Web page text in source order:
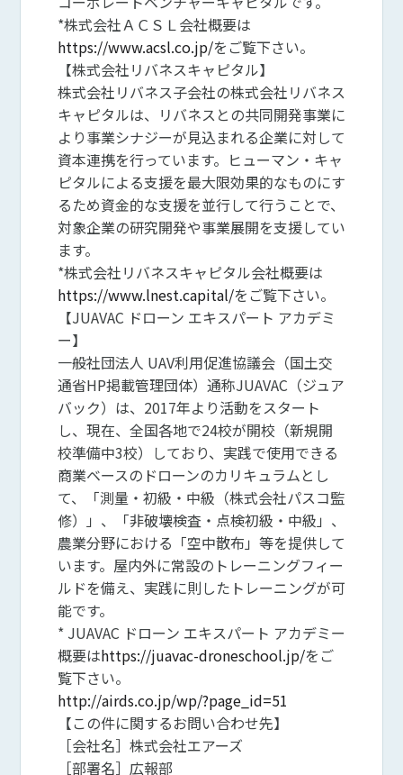
*株式会社ＡＣＳＬ会社概要は
https://www.acsl.co.jp/をご覧下さい。
【株式会社リバネスキャピタル】
株式会社リバネス子会社の株式会社リバネス
キャピタルは、リバネスとの共同開発事業に
より事業シナジーが見込まれる企業に対して
資本連携を行っています。ヒューマン・キャ
ピタルによる支援を最大限効果的なものにす
るため資金的な支援を並行して行うことで、
対象企業の研究開発や事業展開を支援してい
ます。
*株式会社リバネスキャピタル会社概要は
https://www.lnest.capital/をご覧下さい。
【JUAVAC ドローン エキスパート アカデミ
ー】
一般社団法人 UAV利用促進協議会（国土交
通省HP掲載管理団体）通称JUAVAC（ジュア
バック）は、2017年より活動をスタート
し、現在、全国各地で24校が開校（新規開
校準備中3校）しており、実践で使用できる
商業ベースのドローンのカリキュラムとし
て、「測量・初級・中級（株式会社パスコ監
修）」、「非破壊検査・点検初級・中級」、
農業分野における「空中散布」等を提供して
います。屋内外に常設のトレーニングフィー
ルドを備え、実践に則したトレーニングが可
能です。
* JUAVAC ドローン エキスパート アカデミー
概要はhttps://juavac-droneschool.jp/をご
覧下さい。
http://airds.co.jp/wp/?page_id=51
【この件に関するお問い合わせ先】
［会社名］株式会社エアーズ
［部署名］広報部